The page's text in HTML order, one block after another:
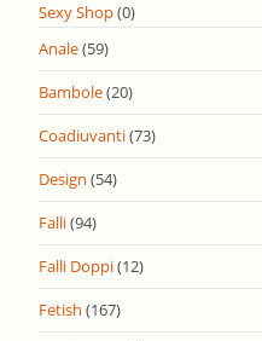
Sexy Shop(0)
Anale(59)
Bambole(20)
Coadiuvanti(73)
Design (54)
Falli(94)
Falli Doppi(12)
Fetish (167)